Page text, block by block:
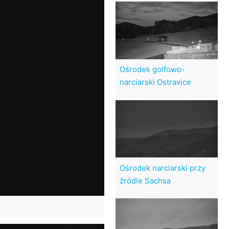
Ośrodek golfowo-
narciarski Ostravice
Ośrodek narciarski przy
źródle Sachsa